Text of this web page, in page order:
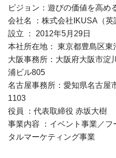
ビジョン：遊びの価値を高め
会社名 ：株式会社IKUSA（英
設立 ： 2012年5月29日
本社所在地： 東京都豊島区
大阪事務所：大阪府大阪市淀
浦ビル805
名古屋事務所：愛知県名古屋
1103
役員 ：代表取締役 赤坂大樹
事業内容 ：イベント事業／
タルマーケティング事業